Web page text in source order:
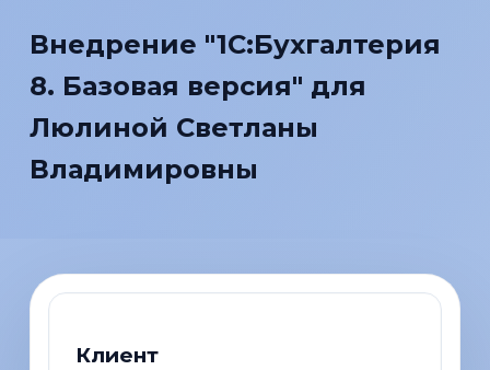
Внедрение "1С:Бухгалтерия
8. Базовая версия" для
Люлиной Светланы
Владимировны
Клиент